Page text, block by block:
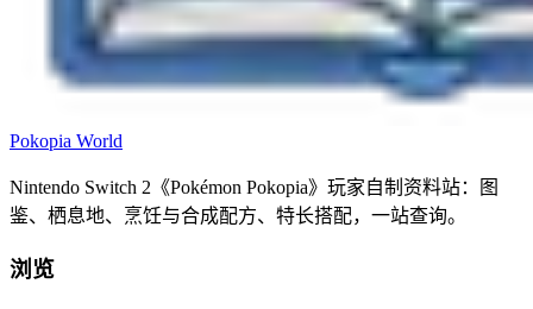
Pokopia World
Nintendo Switch 2《Pokémon Pokopia》玩家自制资料站：图
鉴、栖息地、烹饪与合成配方、特长搭配，一站查询。
浏览